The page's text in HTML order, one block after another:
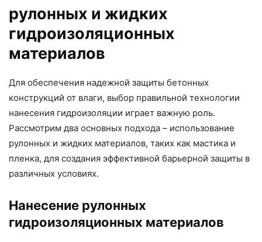
рулонных и жидких
гидроизоляционных
материалов
Для обеспечения надежной защиты бетонных
конструкций от влаги, выбор правильной технологии
нанесения гидроизоляции играет важную роль.
Рассмотрим два основных подхода – использование
рулонных и жидких материалов, таких как мастика и
пленка, для создания эффективной барьерной защиты в
различных условиях.
Нанесение рулонных
гидроизоляционных материалов